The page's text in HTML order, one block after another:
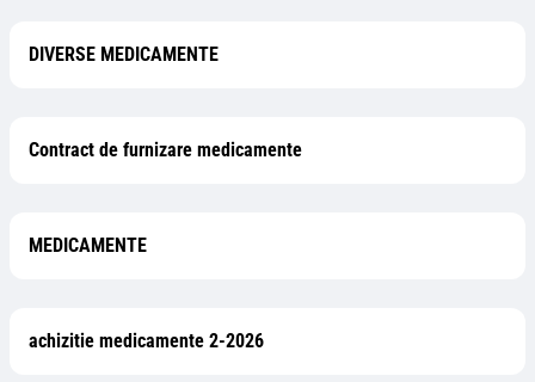
DIVERSE MEDICAMENTE
Contract de furnizare medicamente
MEDICAMENTE
achizitie medicamente 2-2026